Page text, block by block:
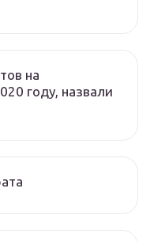
на
году, назвали